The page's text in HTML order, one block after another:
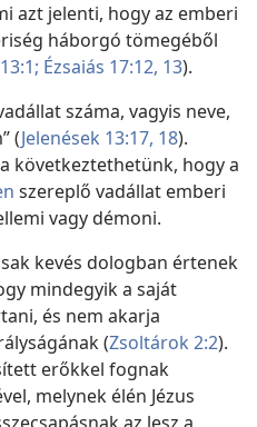
azt jelenti, hogy az emberi
háborgó tömegéből
Ézsaiás 17:12, 13).
száma, vagyis neve,
(Jelenések 13:17, 18).
következtethetünk, hogy a
szereplő vadállat emberi
vagy démoni.
kevés dologban értenek
mindegyik a saját
és nem akarja
(Zsoltárok 2:2).
erőkkel fognak
melynek élén Jézus